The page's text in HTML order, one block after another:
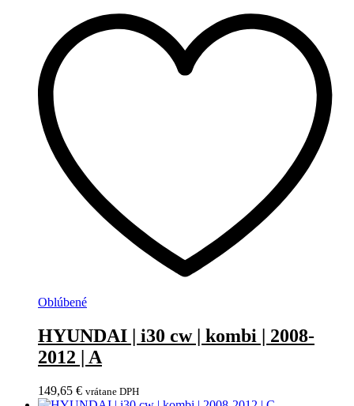
Oblúbené
HYUNDAI | i30 cw | kombi | 2008-
2012 | A
149,65 € vrátane DPH